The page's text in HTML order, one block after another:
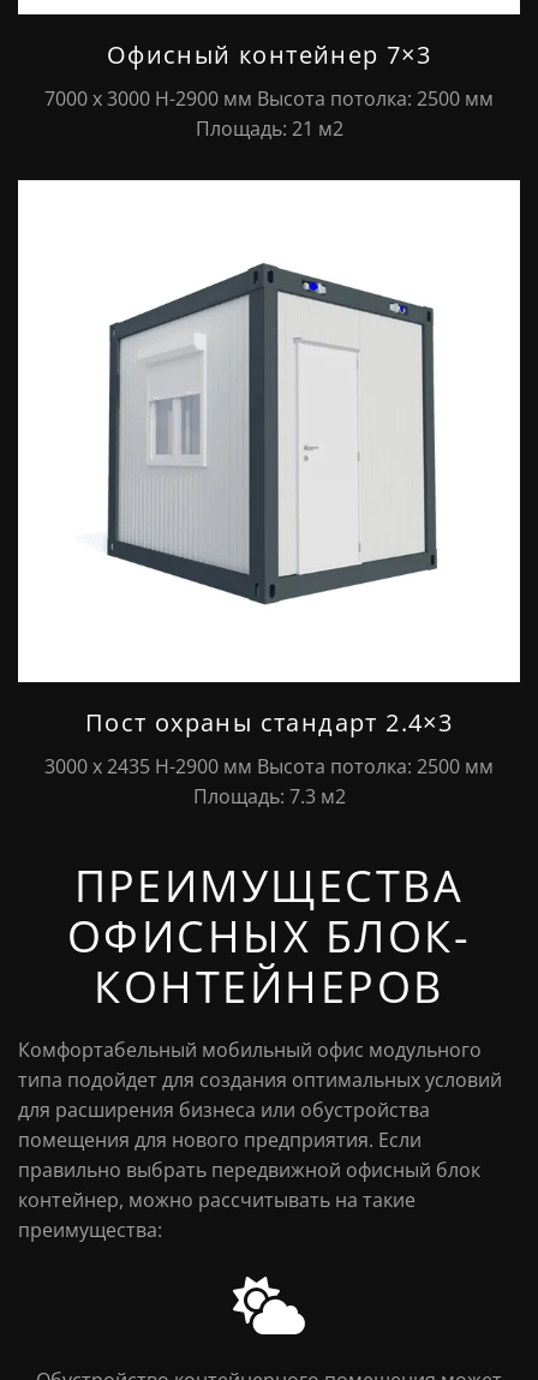
Офисный контейнер 7×3
7000 х 3000 Н-2900 мм Высота потолка: 2500 мм
Площадь: 21 м2
Пост охраны стандарт 2.4×3
3000 х 2435 Н-2900 мм Высота потолка: 2500 мм
Площадь: 7.3 м2
ПРЕИМУЩЕСТВА
ОФИСНЫХ БЛОК-
КОНТЕЙНЕРОВ
Комфортабельный мобильный офис модульного
типа подойдет для создания оптимальных условий
для расширения бизнеса или обустройства
помещения для нового предприятия. Если
правильно выбрать передвижной офисный блок
контейнер, можно рассчитывать на такие
преимущества: